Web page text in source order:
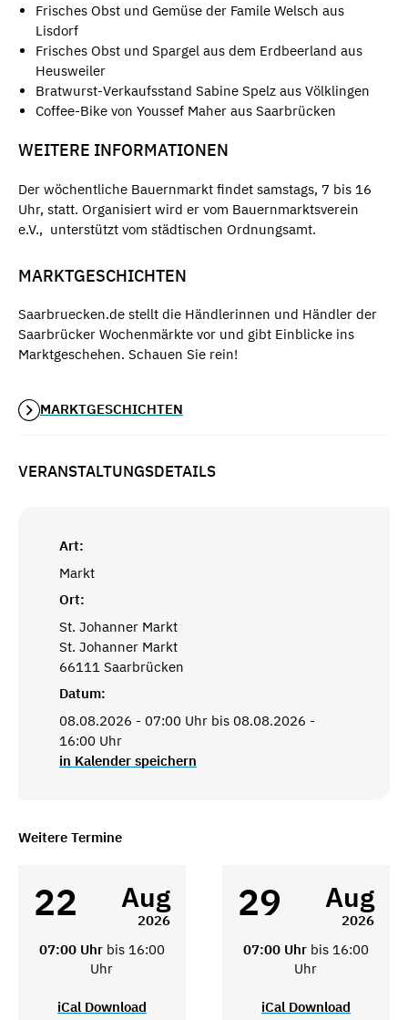
Frisches Obst und Gemüse der Famile Welsch aus
Lisdorf
Frisches Obst und Spargel aus dem Erdbeerland aus
Heusweiler
Bratwurst-Verkaufsstand Sabine Spelz aus Völklingen
Coffee-Bike von Youssef Maher aus Saarbrücken
WEITERE INFORMATIONEN
Der wöchentliche Bauernmarkt findet samstags, 7 bis 16
Uhr, statt. Organisiert wird er vom Bauernmarktsverein
e.V., unterstützt vom städtischen Ordnungsamt.
MARKTGESCHICHTEN
Saarbruecken.de stellt die Händlerinnen und Händler der
Saarbrücker Wochenmärkte vor und gibt Einblicke ins
Marktgeschehen. Schauen Sie rein!
MARKTGESCHICHTEN
VERANSTALTUNGSDETAILS
Art:
Markt
Ort:
St. Johanner Markt
St. Johanner Markt
66111 Saarbrücken
Datum:
08.08.2026 - 07:00 Uhr bis 08.08.2026 -
16:00 Uhr
in Kalender speichern
Weitere Termine
22 Aug
2026
07:00 Uhr bis 16:00
Uhr
iCal Download
29 Aug
2026
07:00 Uhr bis 16:00
Uhr
iCal Download